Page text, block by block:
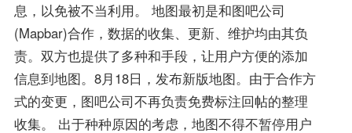
息，以免被不当利用。 地图最初是和图吧公司
(Mapbar)合作，数据的收集、更新、维护均由其负
责。双方也提供了多种和手段，让用户方便的添加
信息到地图。8月18日，发布新版地图。由于合作方
式的变更，图吧公司不再负责免费标注回帖的整理
收集。 出于种种原因的考虑，地图不得不暂停用户